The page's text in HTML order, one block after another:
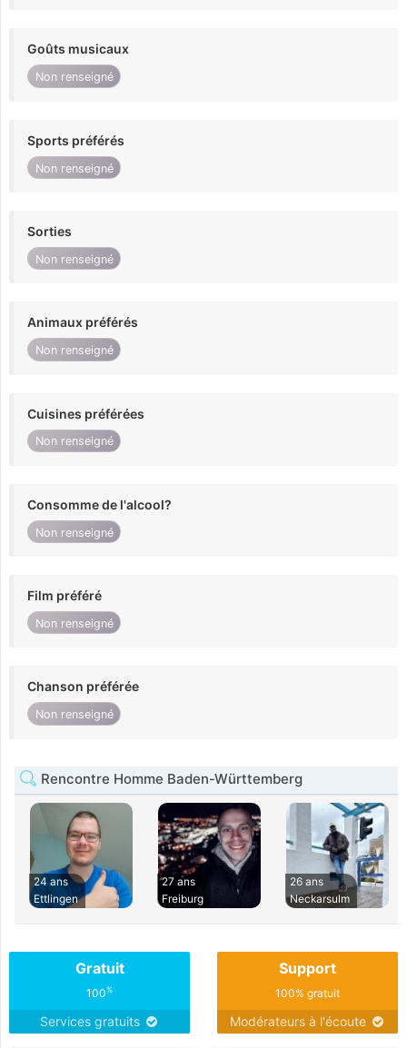
Goûts musicaux
Non renseigné
Sports préférés
Non renseigné
Sorties
Non renseigné
Animaux préférés
Non renseigné
Cuisines préférées
Non renseigné
Consomme de l'alcool?
Non renseigné
Film préféré
Non renseigné
Chanson préférée
Non renseigné
Rencontre Homme Baden-Württemberg
24 ans
Ettlingen
27 ans
Freiburg
26 ans
Neckarsulm
Gratuit
100%
Services gratuits
Support
100% gratuit
Modérateurs à l'écoute